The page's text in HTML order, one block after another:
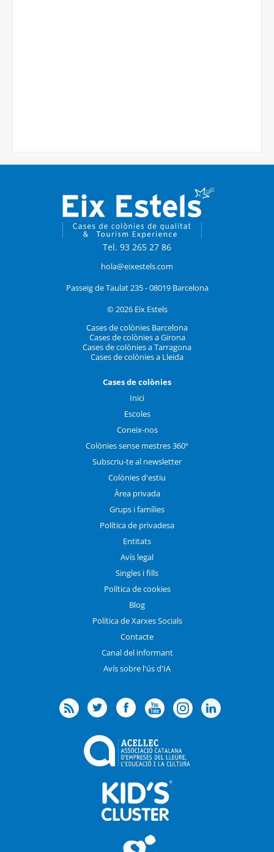
Tel. 93 265 27 86
hola@eixestels.com
Passeig de Taulat 235 - 08019 Barcelona
© 2026 Eix Estels
Cases de colònies Barcelona
Cases de colònies a Girona
Cases de colònies a Tarragona
Cases de colònies a Lleida
Cases de colònies
Inici
Escoles
Coneix-nos
Colònies sense mestres 360º
Subscriu-te al newsletter
Colònies d'estiu
Àrea privada
Grups i famílies
Política de privadesa
Entitats
Avís legal
Singles i fills
Política de cookies
Blog
Política de Xarxes Socials
Contacte
Canal del informant
Avís sobre l'ús d'IA